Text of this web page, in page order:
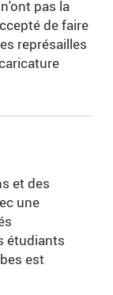
pas la
de faire
représailles
et des
une
étudiants
est